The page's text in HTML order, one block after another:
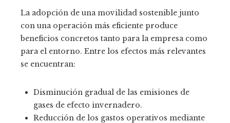
La adopción de una movilidad sostenible junto
con una operación más eficiente produce
beneficios concretos tanto para la empresa como
para el entorno. Entre los efectos más relevantes
se encuentran:
Disminución gradual de las emisiones de
gases de efecto invernadero.
Reducción de los gastos operativos mediante